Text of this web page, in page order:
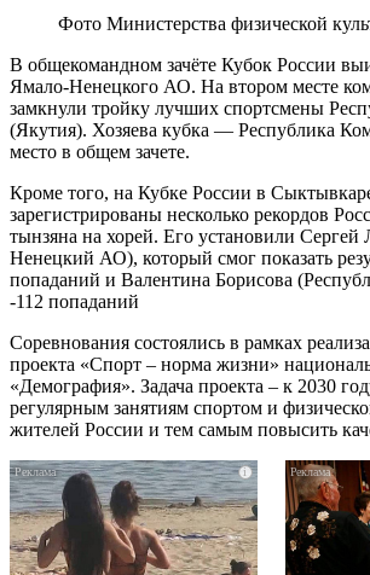
Фото Министерства физической
В общекомандном зачёте Кубок России
Ямало-Ненецкого АО. На втором месте
замкнули тройку лучших спортсмены
(Якутия). Хозяева кубка — Республика
место в общем зачете.
Кроме того, на Кубке России в
зарегистрированы несколько рекордов
тынзяна на хорей. Его установили
Ненецкий АО), который смог показать
попаданий и Валентина Борисова
-112 попаданий
Соревнования состоялись в рамках
проекта «Спорт – норма жизни»
«Демография». Задача проекта – к 2030
регулярным занятиям спортом и
жителей России и тем самым повысить
i